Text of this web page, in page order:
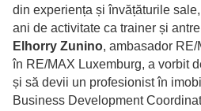
din experiența și învățăturile
ani de activitate ca trainer și
Elhorry Zunino, ambasador
în RE/MAX Luxemburg, a vorbit
și să devii un profesionist în
Business Development